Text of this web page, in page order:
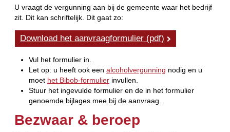
U vraagt de vergunning aan bij de gemeente waar het bedrijf
zit. Dit kan schriftelijk. Dit gaat zo:
Download het aanvraagformulier (pdf)
Vul het formulier in.
Let op: u heeft ook een alcoholvergunning nodig en u
moet het Bibob-formulierinvullen.
Stuur het ingevulde formulier en de in het formulier
genoemde bijlages mee bij de aanvraag.
Bezwaar & beroep